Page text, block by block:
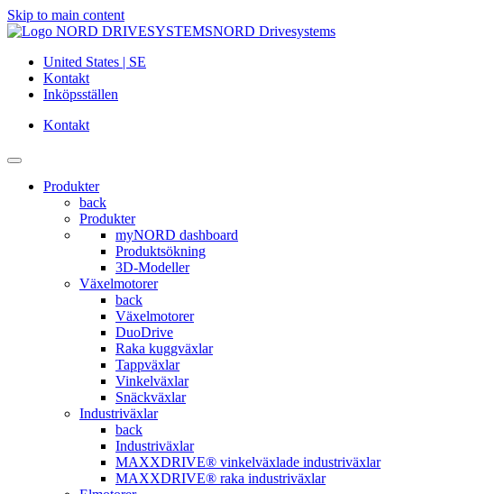
Skip to main content
NORD Drivesystems
United States | SE
Kontakt
Inköpsställen
Kontakt
Produkter
back
Produkter
myNORD dashboard
Produktsökning
3D-Modeller
Växelmotorer
back
Växelmotorer
DuoDrive
Raka kuggväxlar
Tappväxlar
Vinkelväxlar
Snäckväxlar
Industriväxlar
back
Industriväxlar
MAXXDRIVE® vinkelväxlade industriväxlar
MAXXDRIVE® raka industriväxlar